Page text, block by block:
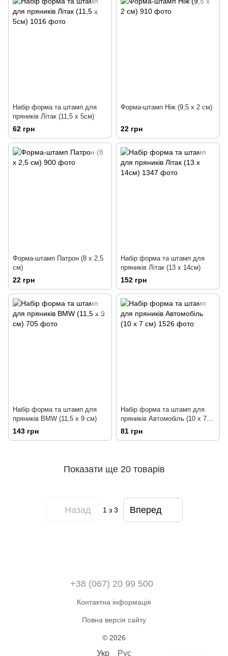
Набір форма та штамп для
пряників Літак (11,5 х 5см)
62 грн
Форма-штамп Ніж (9,5 х 2 см)
22 грн
Форма-штамп Патрон (8 х 2,5
см)
22 грн
Набір форма та штамп для
пряників Літак (13 х 14см)
152 грн
Набір форма та штамп для
пряників BMW (11,5 х 9 см)
143 грн
Набір форма та штамп для
пряників Автомобіль (10 х 7
см)
81 грн
Показати ще 20 товарів
Назад 1з 3 Вперед
+38 (067) 20 99 500
Контактна інформація
Повна версія сайту
© 2026
Укр Рус